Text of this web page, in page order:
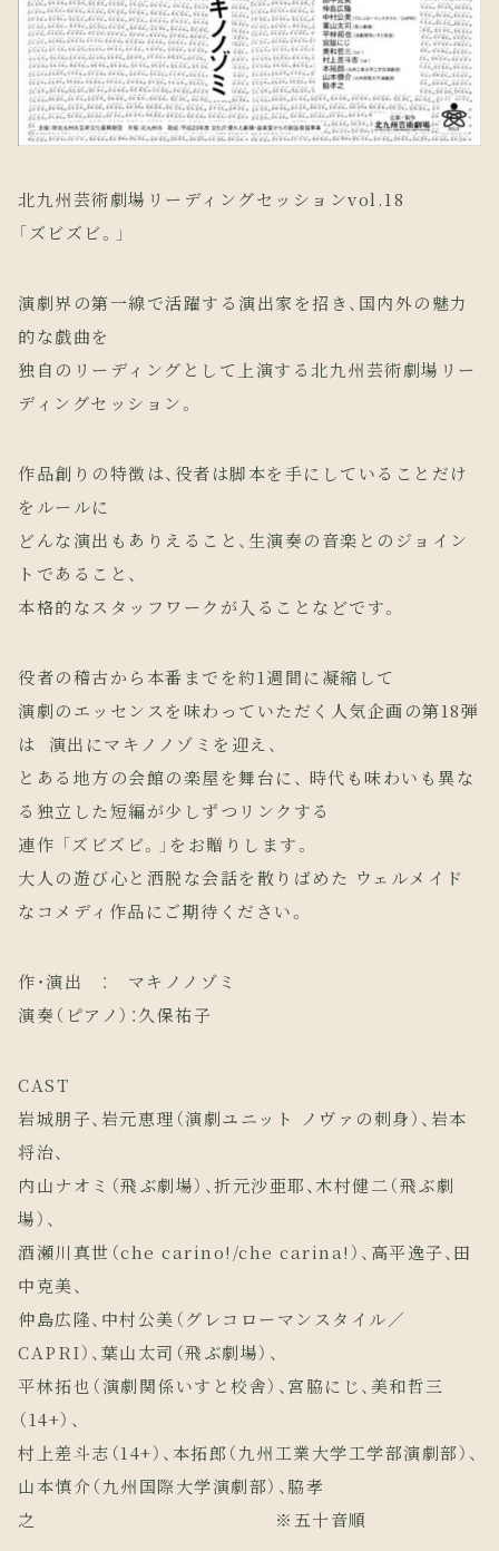
北九州芸術劇場リーディングセッションvol.18
「ズビズビ。」
演劇界の第一線で活躍する演出家を招き、国内外の魅力
的な戯曲を
独自のリーディングとして上演する北九州芸術劇場リー
ディングセッション。
作品創りの特徴は、役者は脚本を手にしていることだけ
をルールに
どんな演出もありえること、生演奏の音楽とのジョイン
トであること、
本格的なスタッフワークが入ることなどです。
役者の稽古から本番までを約1週間に凝縮して
演劇のエッセンスを味わっていただく人気企画の第18弾
は 演出にマキノノゾミを迎え、
とある地方の会館の楽屋を舞台に、 時代も味わいも異な
る独立した短編が少しずつリンクする
連作 「ズビズビ。」をお贈りします。
大人の遊び心と洒脱な会話を散りばめた ウェルメイド
なコメディ作品にご期待ください。
作・演出 ： マキノノゾミ
演奏（ピアノ）：久保祐子
CAST
岩城朋子、岩元恵理（演劇ユニット ノヴァの刺身）、岩本
将治、
内山ナオミ（飛ぶ劇場）、折元沙亜耶、木村健二（飛ぶ劇
場）、
酒瀬川真世（che carino!/che carina!）、高平逸子、田
中克美、
仲島広隆、中村公美（グレコローマンスタイル／
CAPRI）、葉山太司（飛ぶ劇場）、
平林拓也（演劇関係いすと校舎）、宮脇にじ、美和哲三
（14+）、
村上差斗志（14+）、本拓郎（九州工業大学工学部演劇部）、
山本慎介（九州国際大学演劇部）、脇孝
之 ※五十音順